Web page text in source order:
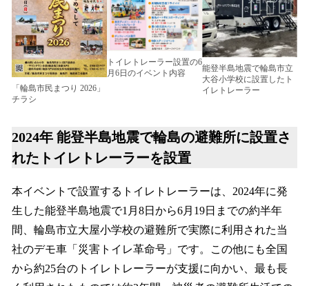
「輪島市民まつり 2026」
チラシ
トイレトレーラー設置の6
月6日のイベント内容
能登半島地震で輪島市立
大谷小学校に設置したト
イレトレーラー
2024年 能登半島地震で輪島の避難所に設置さ
れたトイレトレーラーを設置
本イベントで設置するトイレトレーラーは、2024年に発
生した能登半島地震で1月8日から6月19日までの約半年
間、輪島市立大屋小学校の避難所で実際に利用された当
社のデモ車「災害トイレ革命号」です。この他にも全国
から約25台のトイレトレーラーが支援に向かい、最も長